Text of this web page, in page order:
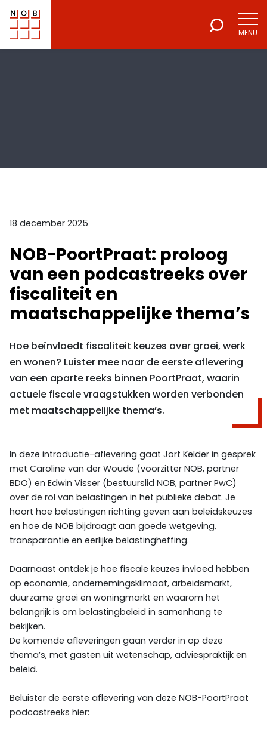
NOB
Voor een excellente beroepsuitoefening
MENU
18 december 2025
NOB-PoortPraat: proloog
van een podcastreeks over
fiscaliteit en
maatschappelijke thema’s
Hoe beïnvloedt fiscaliteit keuzes over groei, werk
en wonen? Luister mee naar de eerste aflevering
van een aparte reeks binnen PoortPraat, waarin
actuele fiscale vraagstukken worden verbonden
met maatschappelijke thema’s.
In deze introductie-aflevering gaat Jort Kelder in gesprek
met Caroline van der Woude (voorzitter NOB, partner
BDO) en Edwin Visser (bestuurslid NOB, partner PwC)
over de rol van belastingen in het publieke debat. Je
hoort hoe belastingen richting geven aan beleidskeuzes
en hoe de NOB bijdraagt aan goede wetgeving,
transparantie en eerlijke belastingheffing.
Daarnaast ontdek je hoe fiscale keuzes invloed hebben
op economie, ondernemingsklimaat, arbeidsmarkt,
duurzame groei en woningmarkt en waarom het
belangrijk is om belastingbeleid in samenhang te
bekijken.
De komende afleveringen gaan verder in op deze
thema’s, met gasten uit wetenschap, adviespraktijk en
beleid.
Beluister de eerste aflevering van deze NOB-PoortPraat
podcastreeks hier: